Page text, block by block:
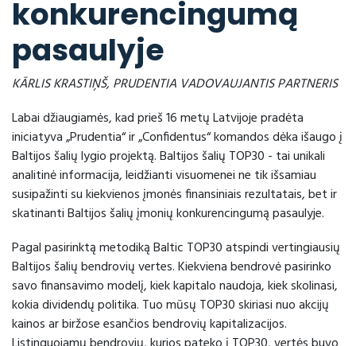
konkurencingumą
pasaulyje
KĀRLIS KRASTIŅŠ, PRUDENTIA VADOVAUJANTIS PARTNERIS
Labai džiaugiamės, kad prieš 16 metų Latvijoje pradėta
iniciatyva „Prudentia“ ir „Confidentus“ komandos dėka išaugo į
Baltijos šalių lygio projektą. Baltijos šalių TOP30 - tai unikali
analitinė informacija, leidžianti visuomenei ne tik išsamiau
susipažinti su kiekvienos įmonės finansiniais rezultatais, bet ir
skatinanti Baltijos šalių įmonių konkurencingumą pasaulyje.
Pagal pasirinktą metodiką Baltic TOP30 atspindi vertingiausių
Baltijos šalių bendrovių vertes. Kiekviena bendrovė pasirinko
savo finansavimo modelį, kiek kapitalo naudoja, kiek skolinasi,
kokia dividendų politika. Tuo mūsų TOP30 skiriasi nuo akcijų
kainos ar biržose esančios bendrovių kapitalizacijos.